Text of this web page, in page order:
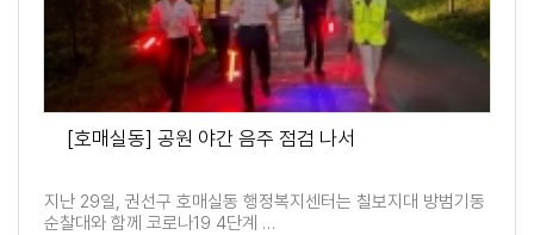
[호매실동] 공원 야간 음주 점검 나서
지난 29일, 권선구 호매실동 행정복지센터는 칠보지대 방범기동
순찰대와 함께 코로나19 4단계 …